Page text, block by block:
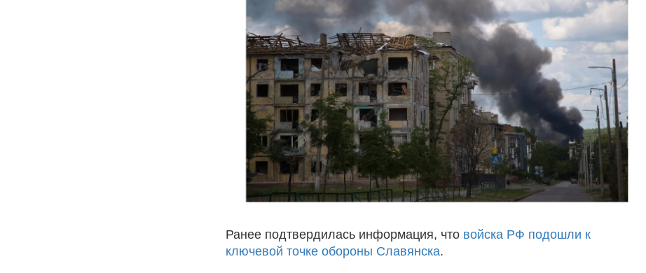
Ранее подтвердилась информация, что войска РФ подошли к
ключевой точке обороны Славянска.